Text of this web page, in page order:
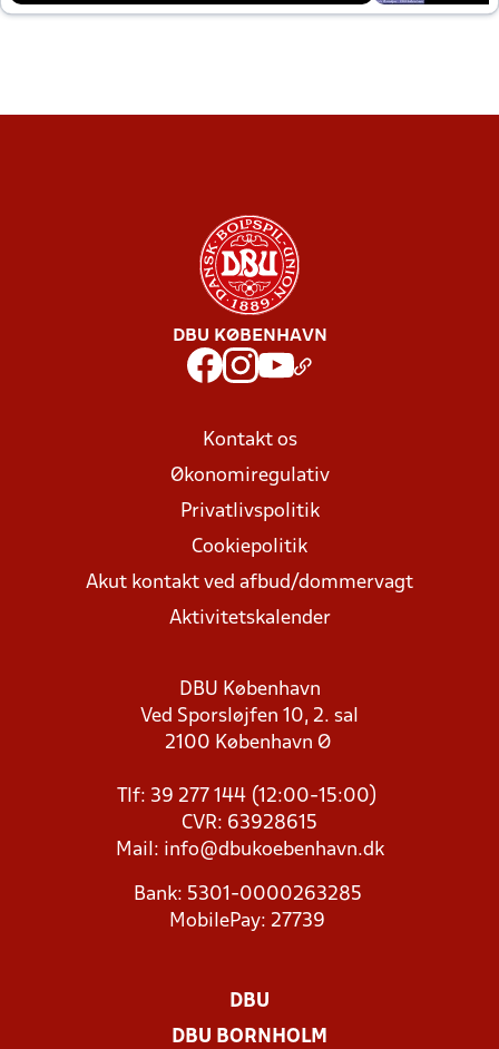
DBU KØBENHAVN
Kontakt os
Økonomiregulativ
Privatlivspolitik
Cookiepolitik
Akut kontakt ved afbud/dommervagt
Aktivitetskalender
DBU København
Ved Sporsløjfen 10, 2. sal
2100 København Ø
Tlf: 39 277 144 (12:00-15:00)
CVR: 63928615
Mail: info@dbukoebenhavn.dk
Bank: 5301-0000263285
MobilePay: 27739
DBU
DBU BORNHOLM